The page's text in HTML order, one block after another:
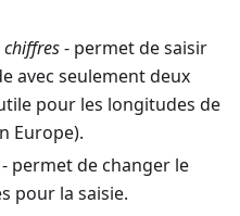
- permet de saisir
avec seulement deux
pour les longitudes de
Europe).
- permet de changer le
pour la saisie.